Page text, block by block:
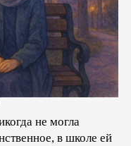
не могла
в школе ей